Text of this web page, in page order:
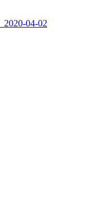
2020-04-02